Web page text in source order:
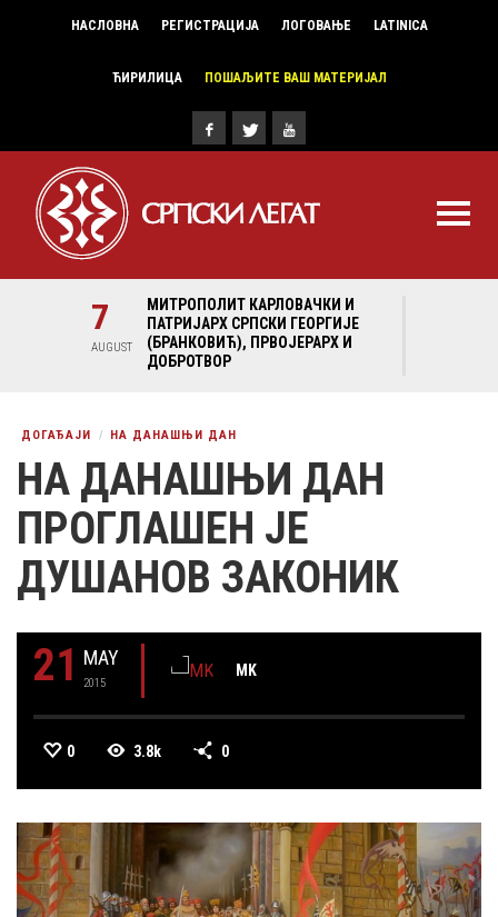
НАСЛОВНА РЕГИСТРАЦИЈА ЛОГОВАЊЕ LATINICA
ЋИРИЛИЦА ПОШАЉИТЕ ВАШ МАТЕРИЈАЛ
7
AUGUST
МИТРОПОЛИТ КАРЛОВАЧКИ И
ПАТРИЈАРХ СРПСКИ ГЕОРГИЈЕ
(БРАНКОВИЋ), ПРВОЈЕРАРХ И
ДОБРОТВОР
ДОГАЂАЈИ НА ДАНАШЊИ ДАН
НА ДАНАШЊИ ДАН
ПРОГЛАШЕН ЈЕ
ДУШАНОВ ЗАКОНИК
21 MAY
2015
MK
0 3.8k 0